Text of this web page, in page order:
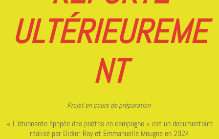
ULTÉRIEUREME
NT
Projet en cours de préparation
« L’étonnante épopée des poètes en campagne » est un documentaire
réalisé par Didier Ray et Emmanuelle Mougne en 2024